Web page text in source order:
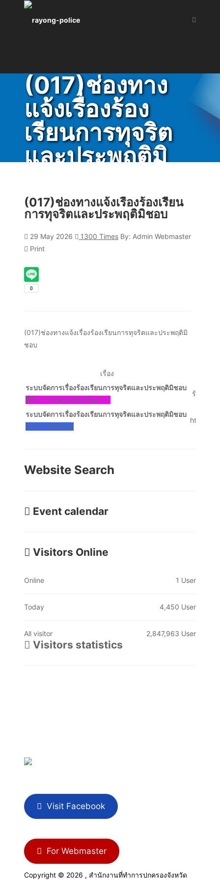
(017)ช่องทาง
แจ้งเรื่องร้อง
เรียนการทุจริต
และประพฤติมิ
About Rayong-PAO
(017)ช่องทางแจ้งเรื่องร้องเรียน
การทุจริตและประพฤติมิชอบ
29 May 2026 1300 Times By: Admin Webmaster
Print
(017)ช่องทางแจ้งเรื่องร้องเรียนการทุจริตและประพฤติมิ
ชอบ
เรื่อง
ระบบจัดการเรื่องร้องเรียนการทุจริตและประพฤติมิชอบ
ที่ทำการปกครองจังหวัดตาก
ร้องเรีย
ระบบจัดการเรื่องร้องเรียนการทุจริตและประพฤติมิชอบ
กรมการปกครอง
https://
Website Search
Event calendar
Visitors Online
Online 1 User
Today 4,450 User
All visitor 2,847,963 User
Visitors statistics
Visit Facebook
For Webmaster
Copyright © 2026 , สำนักงานที่ทำการปกครองจังหวัด